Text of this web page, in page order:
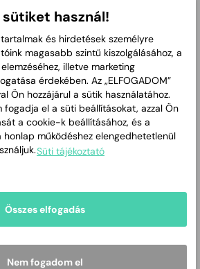
által közterületen elhelyezett
rögzített felvételeket.
egyéb városi rendezvények
közös szolgálatot lát el.
járőrözést végez a jogellenes
megelőzése, illetve
termékek, felszerelések és
mezőgazdasági építmények,
sütiket használ!
és hirdetések személyre
magasabb szintű kiszolgálásához, a
illetve marketing
érdekében. Az „ELFOGADOM”
Ön hozzájárul a sütik használatához.
fogadja el a süti beállításokat, azzal Ön
a cookie-k beállításához, és a
működéshez elengedhetetlenül
Süti tájékoztató
Összes elfogadás
Nem fogadom el